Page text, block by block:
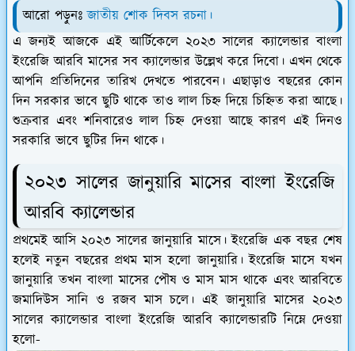
আরো পড়ুনঃজাতীয় শোক দিবস রচনা।
এ জন্যই আজকে এই আর্টিকেলে ২০২৩ সালের ক্যালেন্ডার বাংলা
ইংরেজি আরবি মাসের সব ক্যালেন্ডার উল্লেখ করে দিবো। এখন থেকে
আপনি প্রতিদিনের তারিখ দেখতে পারবেন। এছাড়াও বছরের কোন
দিন সরকার ভাবে ছুটি থাকে তাও লাল চিহ্ন দিয়ে চিহ্নিত করা আছে।
শুক্রবার এবং শনিবারেও লাল চিহ্ন দেওয়া আছে কারণ এই দিনও
সরকারি ভাবে ছুটির দিন থাকে।
২০২৩ সালের জানুয়ারি মাসের বাংলা ইংরেজি
আরবি ক্যালেন্ডার
প্রথমেই আসি ২০২৩ সালের জানুয়ারি মাসে। ইংরেজি এক বছর শেষ
হলেই নতুন বছরের প্রথম মাস হলো জানুয়ারি। ইংরেজি মাসে যখন
জানুয়ারি তখন বাংলা মাসের পৌষ ও মাস মাস থাকে এবং আরবিতে
জমাদিউস সানি ও রজব মাস চলে। এই জানুয়ারি মাসের ২০২৩
সালের ক্যালেন্ডার বাংলা ইংরেজি আরবি ক্যালেন্ডারটি নিম্নে দেওয়া
হলো-